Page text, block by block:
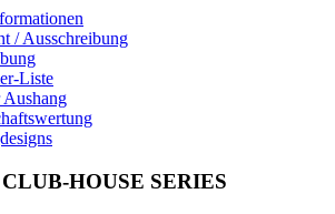
/ Ausschreibung
Liste
HOUSE SERIES